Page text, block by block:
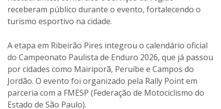
receberam público durante o evento, fortalecendo o
turismo esportivo na cidade.
A etapa em Ribeirão Pires integrou o calendário oficial
do Campeonato Paulista de Enduro 2026, que já passou
por cidades como Mairiporã, Peruíbe e Campos do
Jordão. O evento foi organizado pela Rally Point em
parceria com a FMESP (Federação de Motociclismo do
Estado de São Paulo).